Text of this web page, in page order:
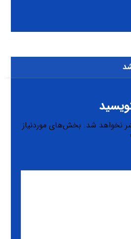
نخواهد شد. بخش‌های موردنیاز